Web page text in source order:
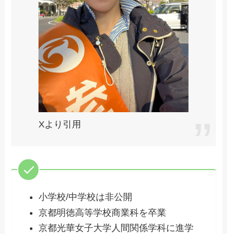
Xより引用
小学校/中学校は非公開
京都明徳高等学校商業科を卒業
京都光華女子大学人間関係学科に進学